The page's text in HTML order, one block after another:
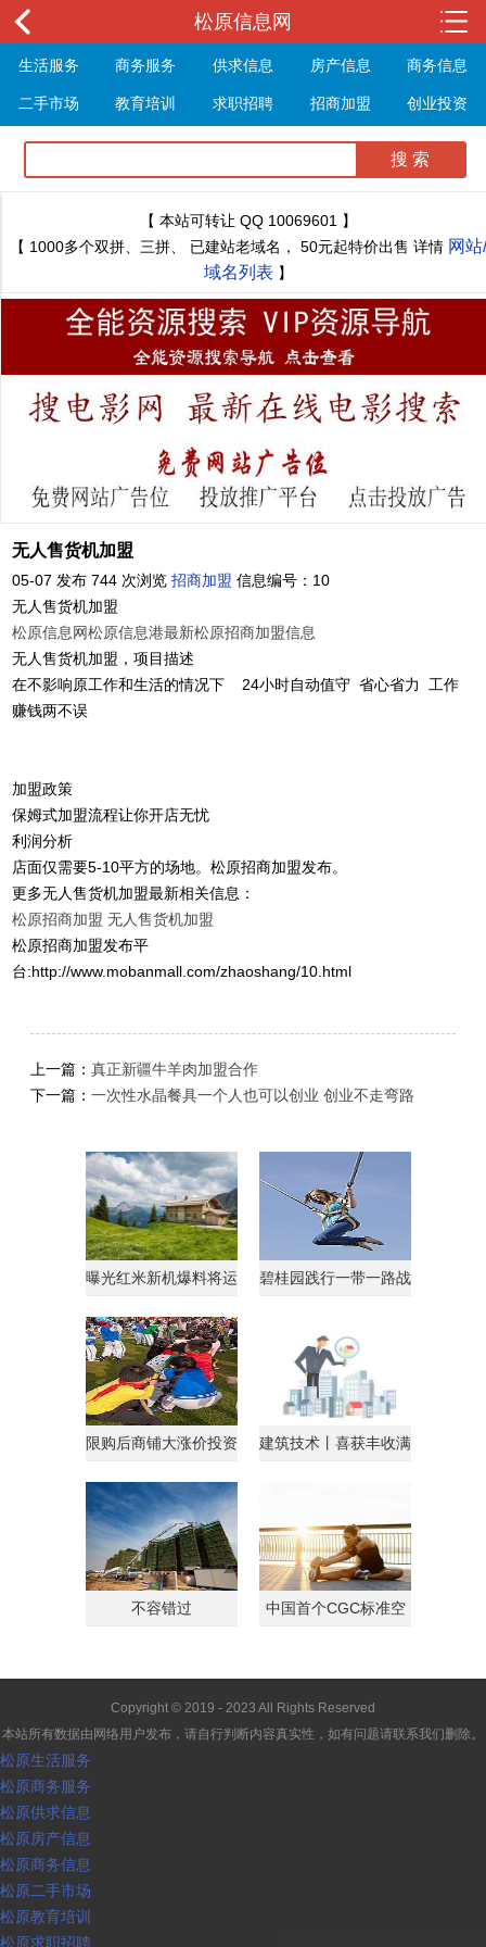
松原信息网
生活服务 商务服务 供求信息 房产信息 商务信息
二手市场 教育培训 求职招聘 招商加盟 创业投资
展会信息 旅游信息 休闲娱乐 体育健身 最新资讯
最新推文
【 本站可转让 QQ 10069601 】
【 1000多个双拼、三拼、 已建站老域名， 50元起特价出售 详情 网站/
域名列表 】
无人售货机加盟
05-07 发布 744 次浏览 招商加盟 信息编号：10
无人售货机加盟
松原信息网松原信息港最新松原招商加盟信息
无人售货机加盟，项目描述
在不影响原工作和生活的情况下 24小时自动值守 省心省力 工作
赚钱两不误
加盟政策
保姆式加盟流程让你开店无忧
利润分析
店面仅需要5-10平方的场地。松原招商加盟发布。
更多无人售货机加盟最新相关信息：
松原招商加盟 无人售货机加盟
松原招商加盟发布平
台:http://www.mobanmall.com/zhaoshang/10.html
上一篇：真正新疆牛羊肉加盟合作
下一篇：一次性水晶餐具一个人也可以创业 创业不走弯路
曝光红米新机爆料将运
碧桂园践行一带一路战
限购后商铺大涨价投资
建筑技术丨喜获丰收满
不容错过
中国首个CGC标准空
Copyright © 2019 - 2023 All Rights Reserved
本站所有数据由网络用户发布，请自行判断内容真实性，如有问题请联系我们删除。
松原生活服务
松原商务服务
松原供求信息
松原房产信息
松原商务信息
松原二手市场
松原教育培训
松原求职招聘